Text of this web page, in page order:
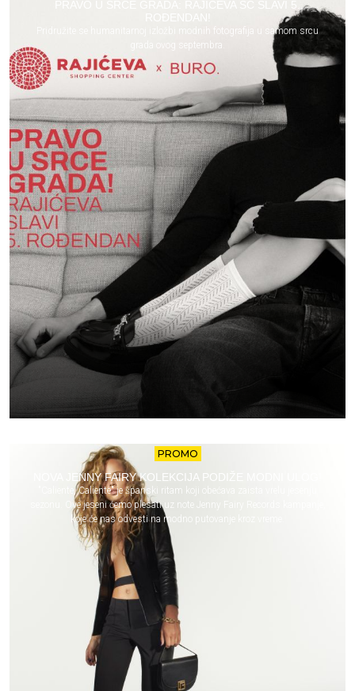
Pridružite se humanitarnoj izložbi modnih fotografija u samom srcu
grada ovog septembra.
PROMO
NOVA JENNY FAIRY KOLEKCIJA PODIŽE MODNI ULOG!
"Caliente, Caliente" je španski ritam koji obećava zaista vrelu jesenju
sezonu. Ove jeseni ćemo plesati uz note Jenny Fairy Records kampanje,
koje će nas odvesti na modno putovanje kroz vreme.